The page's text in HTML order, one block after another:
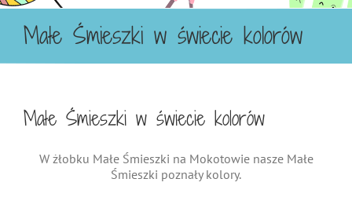
Małe Śmieszki w świecie kolorów
Małe Śmieszki w świecie kolorów
W żłobku Małe Śmieszki na Mokotowie nasze Małe
Śmieszki poznały kolory.